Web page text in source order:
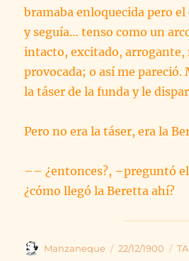
bramaba enloquecida pero
y seguía… tenso como un
intacto, excitado, arrogante,
provocada; o así me pareció.
la táser de la funda y le
Pero no era la táser, era la
–– ¿entonces?, –preguntó
¿cómo llegó la Beretta ahí?
Autor
Manzaneque
Publicado
22/12/1900